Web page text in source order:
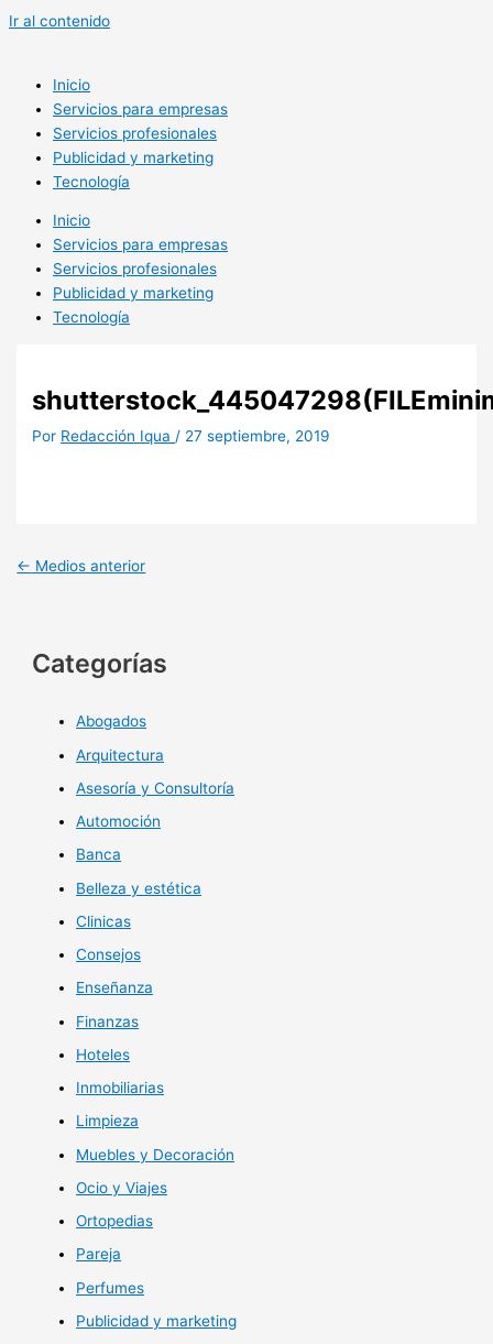
Ir al contenido
Inicio
Servicios para empresas
Servicios profesionales
Publicidad y marketing
Tecnología
Inicio
Servicios para empresas
Servicios profesionales
Publicidad y marketing
Tecnología
Por Redacción Iqua / 27 septiembre, 2019
← Medios anterior
Categorías
Abogados
Arquitectura
Asesoría y Consultoría
Automoción
Banca
Belleza y estética
Clinicas
Consejos
Enseñanza
Finanzas
Hoteles
Inmobiliarias
Limpieza
Muebles y Decoración
Ocio y Viajes
Ortopedias
Pareja
Perfumes
Publicidad y marketing